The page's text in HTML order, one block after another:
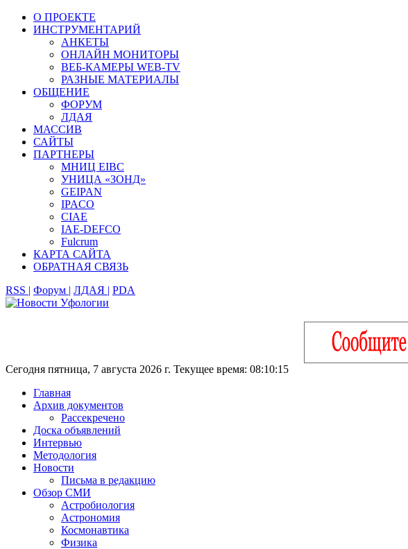
О ПРОЕКТЕ
ИНСТРУМЕНТАРИЙ
АНКЕТЫ
ОНЛАЙН МОНИТОРЫ
ВЕБ-КАМЕРЫ WEB-TV
РАЗНЫЕ МАТЕРИАЛЫ
ОБЩЕНИЕ
ФОРУМ
ЛДАЯ
МАССИВ
САЙТЫ
ПАРТНЕРЫ
МНИЦ EIBC
УНИЦА «ЗОНД»
GEIPAN
IPACO
CIAE
IAE-DEFCO
Fulcrum
КАРТА САЙТА
ОБРАТНАЯ СВЯЗЬ
RSS | Форум | ЛДАЯ | PDA
Сегодня пятница, 7 августа 2026 г. Текущее время: 08:10:16
Главная
Архив документов
Рассекречено
Доска объявлений
Интервью
Методология
Новости
Письма в редакцию
Обзор СМИ
Астробиология
Астрономия
Космонавтика
Физика